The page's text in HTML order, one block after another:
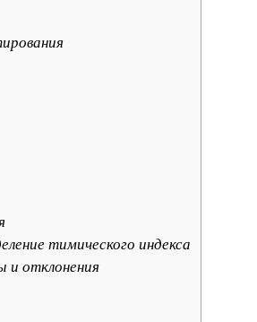
тимического индекса
и отклонения